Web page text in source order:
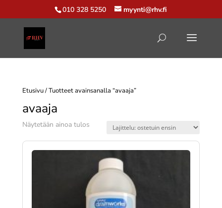
010 328 5250 myynti@rhv.fi
Etusivu/ Tuotteet avainsanalla “avaaja”
avaaja
Näytetään ainoa tulos